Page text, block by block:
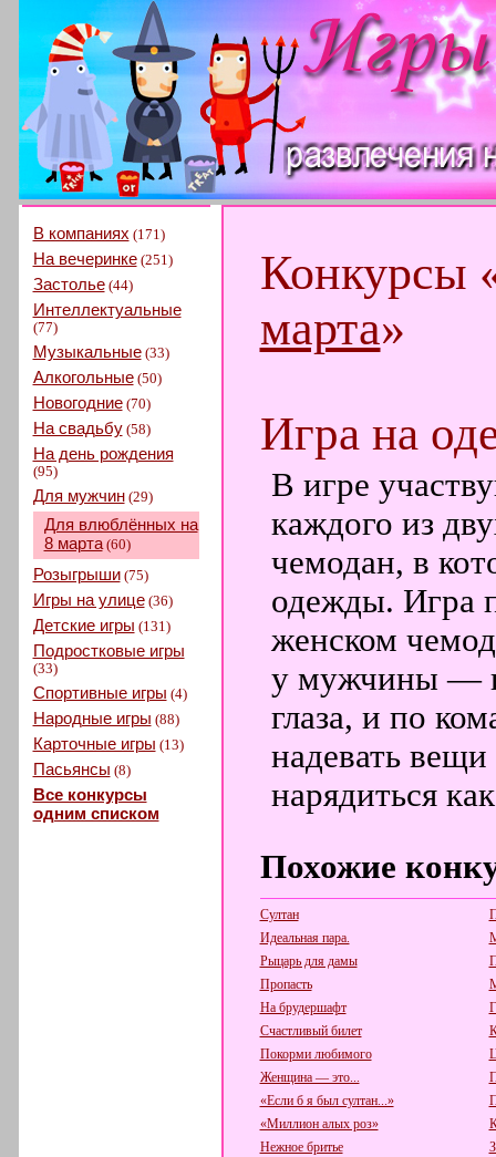
В компаниях (171)
На вечеринке(251)
Застолье(44)
Интеллектуальные
(77)
Музыкальные(33)
Алкогольные(50)
Новогодние(70)
На свадьбу(58)
На день рождения
(95)
Для мужчин(29)
Для влюблённых на
8 марта(60)
Розыгрыши(75)
Игры на улице(36)
Детские игры (131)
Подростковые игры
(33)
Спортивные игры (4)
Народные игры (88)
Карточные игры (13)
Пасьянсы (8)
Все конкурсы
одним списком
Конкурсы
марта»
Игра на
В игре
каждого из
чемодан, в
одежды. Игра
женском
у мужчины —
глаза, и по
надевать
нарядиться
Похожие
Султан
Идеальная пара.
Рыцарь для дамы
Пропасть
На брудершафт
Счастливый билет
Покорми любимого
Женщина — это...
«Если б я был султан...»
«Миллион алых роз»
Нежное бритье